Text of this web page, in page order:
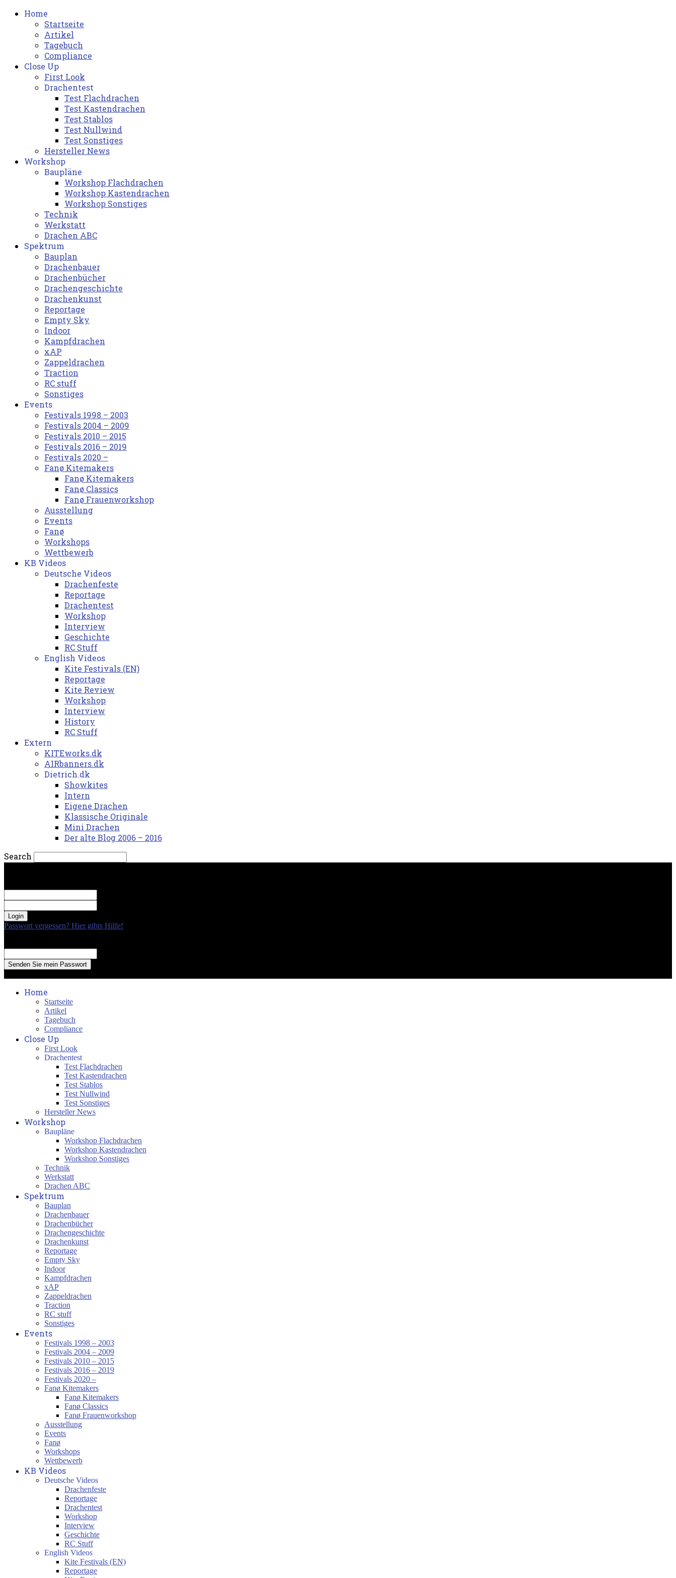
Home
Startseite
Artikel
Tagebuch
Compliance
Close Up
First Look
Drachentest
Test Flachdrachen
Test Kastendrachen
Test Stablos
Test Nullwind
Test Sonstiges
Hersteller News
Workshop
Baupläne
Workshop Flachdrachen
Workshop Kastendrachen
Workshop Sonstiges
Technik
Werkstatt
Drachen ABC
Spektrum
Bauplan
Drachenbauer
Drachenbücher
Drachengeschichte
Drachenkunst
Reportage
Empty Sky
Indoor
Kampfdrachen
xAP
Zappeldrachen
Traction
RC stuff
Sonstiges
Events
Festivals 1998 – 2003
Festivals 2004 – 2009
Festivals 2010 – 2015
Festivals 2016 – 2019
Festivals 2020 –
Fanø Kitemakers
Fanø Kitemakers
Fanø Classics
Fanø Frauenworkshop
Ausstellung
Events
Fanø
Workshops
Wettbewerb
KB Videos
Deutsche Videos
Drachenfeste
Reportage
Drachentest
Workshop
Interview
Geschichte
RC Stuff
English Videos
Kite Festivals (EN)
Reportage
Kite Review
Workshop
Interview
History
RC Stuff
Extern
KITEworks.dk
AIRbanners.dk
Dietrich.dk
Showkites
Intern
Eigene Drachen
Klassische Originale
Mini Drachen
Der alte Blog 2006 – 2016
Search
Passwort vergessen? Hier gibts Hilfe!
Home
Startseite
Artikel
Tagebuch
Compliance
Close Up
First Look
Drachentest
Test Flachdrachen
Test Kastendrachen
Test Stablos
Test Nullwind
Test Sonstiges
Hersteller News
Workshop
Baupläne
Workshop Flachdrachen
Workshop Kastendrachen
Workshop Sonstiges
Technik
Werkstatt
Drachen ABC
Spektrum
Bauplan
Drachenbauer
Drachenbücher
Drachengeschichte
Drachenkunst
Reportage
Empty Sky
Indoor
Kampfdrachen
xAP
Zappeldrachen
Traction
RC stuff
Sonstiges
Events
Festivals 1998 – 2003
Festivals 2004 – 2009
Festivals 2010 – 2015
Festivals 2016 – 2019
Festivals 2020 –
Fanø Kitemakers
Fanø Kitemakers
Fanø Classics
Fanø Frauenworkshop
Ausstellung
Events
Fanø
Workshops
Wettbewerb
KB Videos
Deutsche Videos
Drachenfeste
Reportage
Drachentest
Workshop
Interview
Geschichte
RC Stuff
English Videos
Kite Festivals (EN)
Reportage